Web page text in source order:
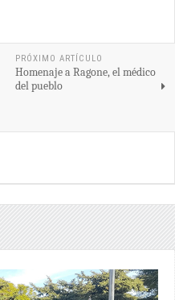
PRÓXIMO ARTÍCULO
Homenaje a Ragone, el médico
del pueblo